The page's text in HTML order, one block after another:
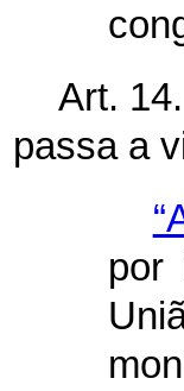
Art.
passa a
por